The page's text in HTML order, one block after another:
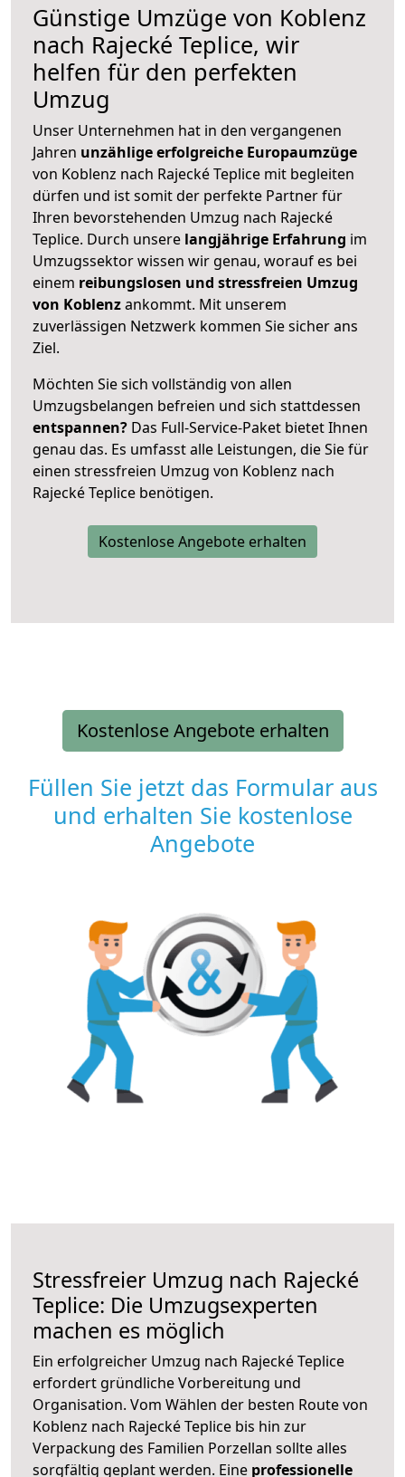
Günstige Umzüge von Koblenz
nach Rajecké Teplice, wir
helfen für den perfekten
Umzug
Unser Unternehmen hat in den vergangenen
Jahren unzählige erfolgreiche Europaumzüge
von Koblenz nach Rajecké Teplice mit begleiten
dürfen und ist somit der perfekte Partner für
Ihren bevorstehenden Umzug nach Rajecké
Teplice. Durch unsere langjährige Erfahrung im
Umzugssektor wissen wir genau, worauf es bei
einem reibungslosen und stressfreien Umzug
von Koblenzankommt. Mit unserem
zuverlässigen Netzwerk kommen Sie sicher ans
Ziel.
Möchten Sie sich vollständig von allen
Umzugsbelangen befreien und sich stattdessen
entspannen? Das Full-Service-Paket bietet Ihnen
genau das. Es umfasst alle Leistungen, die Sie für
einen stressfreien Umzug von Koblenz nach
Rajecké Teplice benötigen.
Kostenlose Angebote erhalten
Kostenlose Angebote erhalten
Füllen Sie jetzt das Formular aus
und erhalten Sie kostenlose
Angebote
Stressfreier Umzug nach Rajecké
Teplice: Die Umzugsexperten
machen es möglich
Ein erfolgreicher Umzug nach Rajecké Teplice
erfordert gründliche Vorbereitung und
Organisation. Vom Wählen der besten Route von
Koblenz nach Rajecké Teplice bis hin zur
Verpackung des Familien Porzellan sollte alles
sorgfältig geplant werden. Eine professionelle